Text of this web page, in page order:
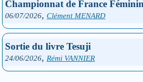
Championnat de France
06/07/2026, Clément MENARD
Sortie du livre Tesuji
24/06/2026, Rémi VANNIER